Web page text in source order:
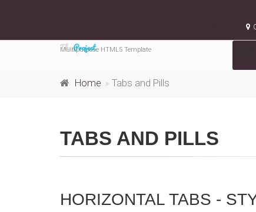
Multipurpose HTML5 Template
Home Tabs and Pills
TABS AND PILLS
HORIZONTAL TABS -